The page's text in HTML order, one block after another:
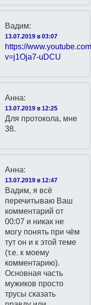
Вадим:
13.07.2019 в 03:07
https://
v=j1Oja7-uDCU
Анна:
13.07.2019 в 12:25
Для протокола, мне
38.
Анна:
13.07.2019 в 12:47
Вадим, я всё
перечитываю Ваш
комментарий от
00:07 и никак не
могу понять при чём
тут он и к этой теме
(т.е. к моему
комментарию).
Основная часть
мужиков просто
трусы сказать